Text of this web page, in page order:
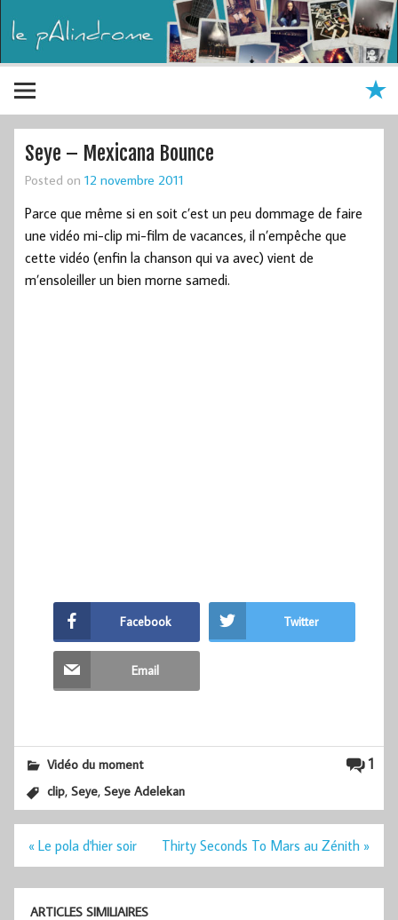
Seye – Mexicana Bounce
Posted on 12 novembre 2011
Parce que même si en soit c’est un peu dommage de faire
une vidéo mi-clip mi-film de vacances, il n’empêche que
cette vidéo (enfin la chanson qui va avec) vient de
m’ensoleiller un bien morne samedi.
Facebook Twitter
Email
1
Vidéo du moment
clip,Seye,Seye Adelekan
Navigation
« Le pola d'hier soir Thirty Seconds To Mars au Zénith »
ARTICLES SIMILIAIRES